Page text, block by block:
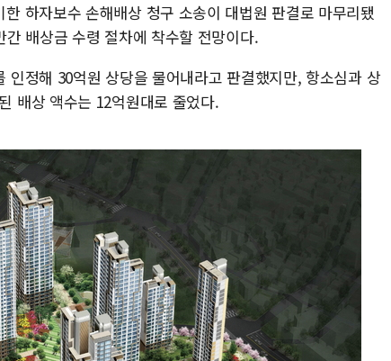
하자보수 손해배상 청구 소송이 대법원 판결로 마무리됐
배상금 수령 절차에 착수할 전망이다.
인정해 30억원 상당을 물어내라고 판결했지만, 항소심과 상
배상 액수는 12억원대로 줄었다.